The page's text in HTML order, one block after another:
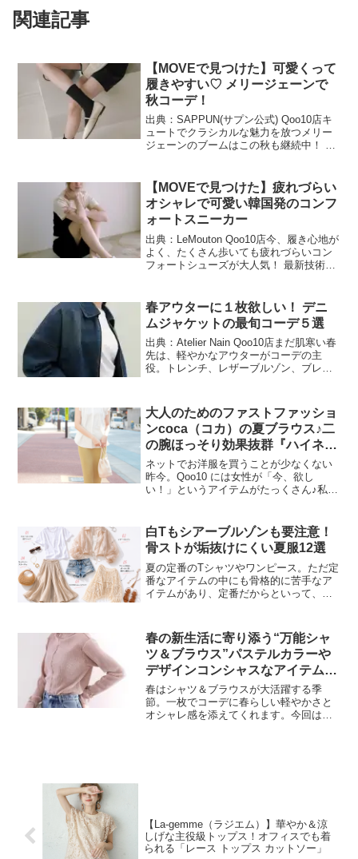
関連記事
【MOVEで見つけた】可愛くって
履きやすい♡ メリージェーンで
秋コーデ！
出典：SAPPUN(サプン公式) Qoo10店キ
ュートでクラシカルな魅力を放つメリー
ジェーンのブームはこの秋も継続中！ 履
まで足元をぐっと今っぽくしてくれま
す。今回は、Q...
【MOVEで見つけた】疲れづらい
オシャレで可愛い韓国発のコンフ
ォートスニーカー
出典：LeMouton Qoo10店今、履き心地が
よく、たくさん歩いても疲れづらいコン
フォートシューズが大人気！ 最新技術を
履けるアイテムが増えています。今回
は、Qoo...
春アウターに１枚欲しい！ デニ
ムジャケットの最旬コーデ５選
出典：Atelier Nain Qoo10店まだ肌寒い春
先は、軽やかなアウターがコーデの主
役。トレンチ、レザーブルゾン、ブレザ
いるのがデニムジャケットです。今季は
カラー...
大人のためのファストファッショ
ンcoca（コカ）の夏ブラウス♪二
の腕ほっそり効果抜群『ハイネッ
クノースリーブレースブラウス』
ネットでお洋服を買うことが少なくない
昨今。Qoo10 には女性が「今、欲し
い！」というアイテムがたっくさん♪私も
ちらのブランドだったりします！今回
は、「大人のためのファ...
白Tもシアーブルゾンも要注意！
骨ストが垢抜けにくい夏服12選
夏の定番のTシャツやワンピース。ただ定
番なアイテムの中にも骨格的に苦手なア
イテムがあり、定番だからといって、誰
い」「垢抜けない」と感じた経験はあり
ませんか？今回は、シンプ...
春の新生活に寄り添う“万能シャ
ツ＆ブラウス”パステルカラーや
デザインコンシャスなアイテムが
人気！【Qoo10「シャツ・ブラウ
ス」販売数ランキング】
春はシャツ＆ブラウスが大活躍する季
節。一枚でコーデに春らしい軽やかさと
オシャレ感を添えてくれます。今回は今
【La-gemme（ラジエム）】華やか＆涼
しげな主役級トップス！オフィスでも着
られる「レース トップス カットソー」